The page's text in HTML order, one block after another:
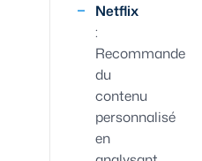
Netflix
:
Recommande
du
contenu
personnalisé
en